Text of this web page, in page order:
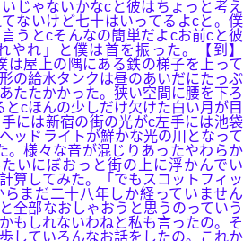
じゃないかなcと彼はちょっと考え
ないけど七十はいってるよcと。僕
うとcそんなの簡単だよcお前cと彼
やれ」と僕は首を振った。【到】
屋上の隅にある鉄の梯子を上って
の給水タンクは昼のあいだにたっぷ
たたかかった。狭い空間に腰を下ろ
とcほんの少しだけ欠けた白い月が目
には新宿の街の光がc左手には池袋
ッドライトが鮮かな光の川となって
。様々な音が混じりあったやわらか
いにぼおっと街の上に浮かんでい
算してみた。「でもスコットフィッ
まだ二十八年しか経っていません
全部なおしゃおうと思うのっていう
もしれないわねと私も言ったの。そ
していろんなお話をしたの。これか